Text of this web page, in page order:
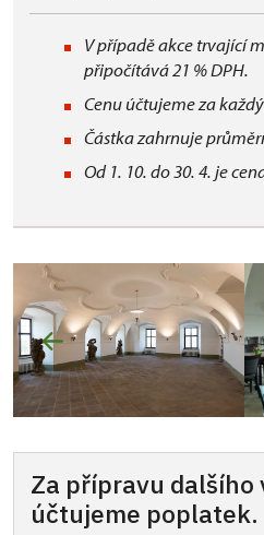
V případě akce trvající
připočítává 21 % DPH.
Cenu účtujeme za
Částka zahrnuje
Od 1. 10. do 30. 4. je
Za přípravu dalšího
účtujeme poplatek.